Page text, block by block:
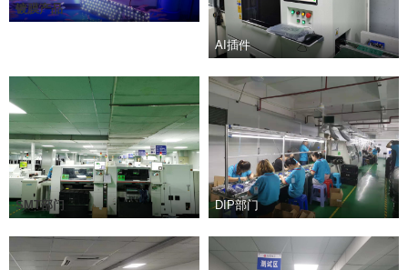
镀膜产品
AI插件
SMT部门 DIP部门